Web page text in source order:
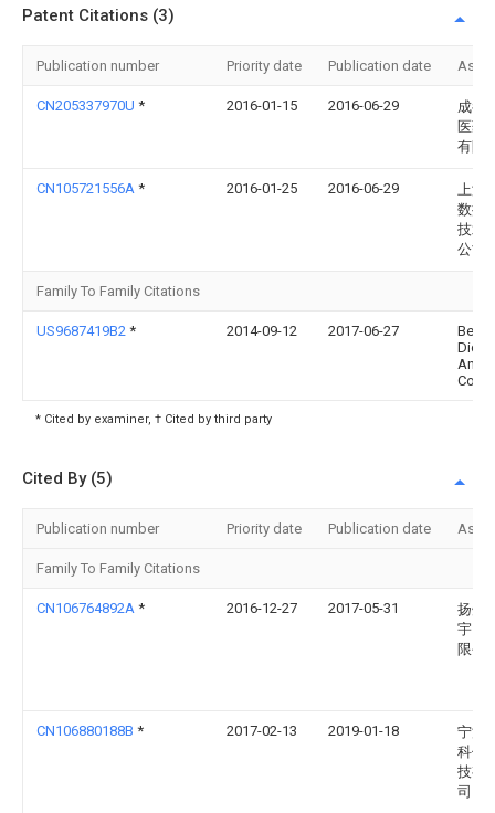
Patent Citations (3)
Publication number Priority date Publication date
CN205337970U * 2016-01-15 2016-06-29
成都
医药
有限
CN105721556A * 2016-01-25 2016-06-29
上海
数据
技术
公司
Family To Family Citations
US9687419B2 * 2014-09-12 2017-06-27
And
* Cited by examiner, † Cited by third party
Cited By (5)
Publication number Priority date Publication date
Family To Family Citations
CN106764892A * 2016-12-27 2017-05-31
扬州
宇照
限公
CN106880188B * 2017-02-13 2019-01-18
宁波
科信
技有
司